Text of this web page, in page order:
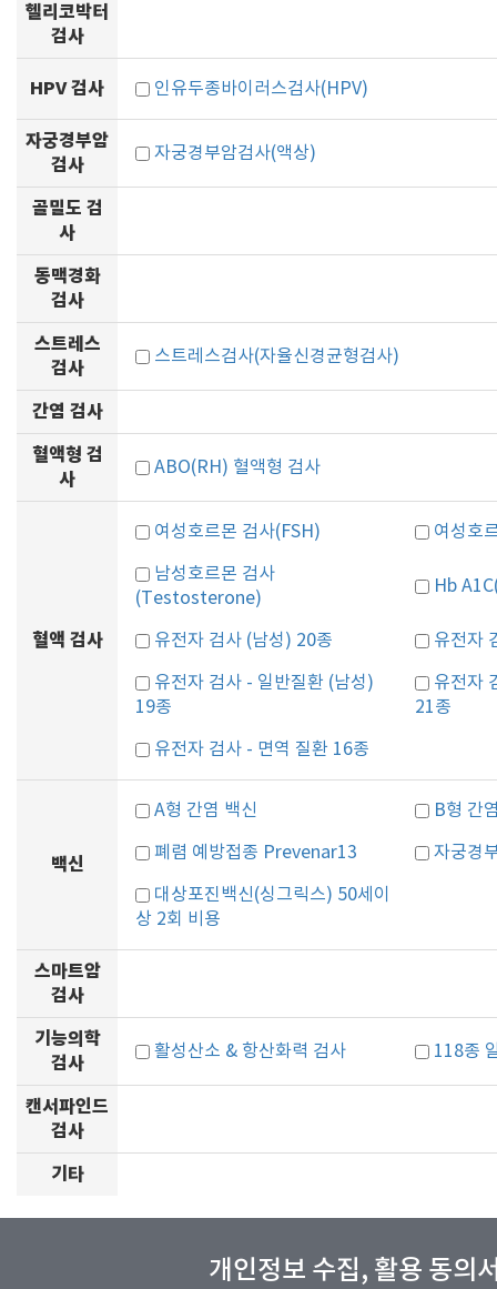
헬리코박터
검사
HPV 검사 인유두종바이러스검사(HPV)
자궁경부암
검사
자궁경부암검사(액상)
골밀도 검
사
동맥경화
검사
스트레스
검사
스트레스검사(자율신경균형검사)
간염 검사
혈액형 검
사
ABO(RH) 혈액형 검사
혈액 검사
여성호르몬 검사(FSH) 여성호
남성호르몬 검사
(Testosterone)
Hb
유전자 검사 (남성) 20종 유전자
유전자 검사 - 일반질환 (남성)
19종
유전자
21종
유전자 검사 - 면역 질환 16종
백신
A형 간염 백신 B형 간
폐렴 예방접종 Prevenar13 자궁경
대상포진백신(싱그릭스) 50세이
상 2회 비용
스마트암
검사
기능의학
검사
활성산소 & 항산화력 검사 118종
캔서파인드
검사
기타
개인정보 수집, 활용 동의